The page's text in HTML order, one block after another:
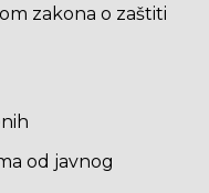
zakona o zaštiti
od javnog